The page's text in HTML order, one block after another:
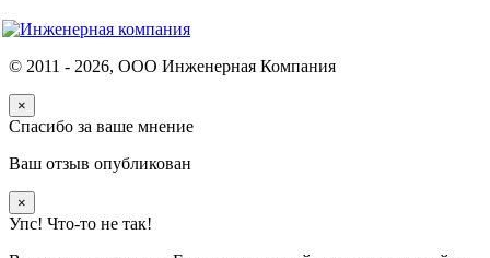
© 2011 - 2026, ООО Инженерная Компания
×
Спасибо за ваше мнение
Ваш отзыв опубликован
×
Упс! Что-то не так!